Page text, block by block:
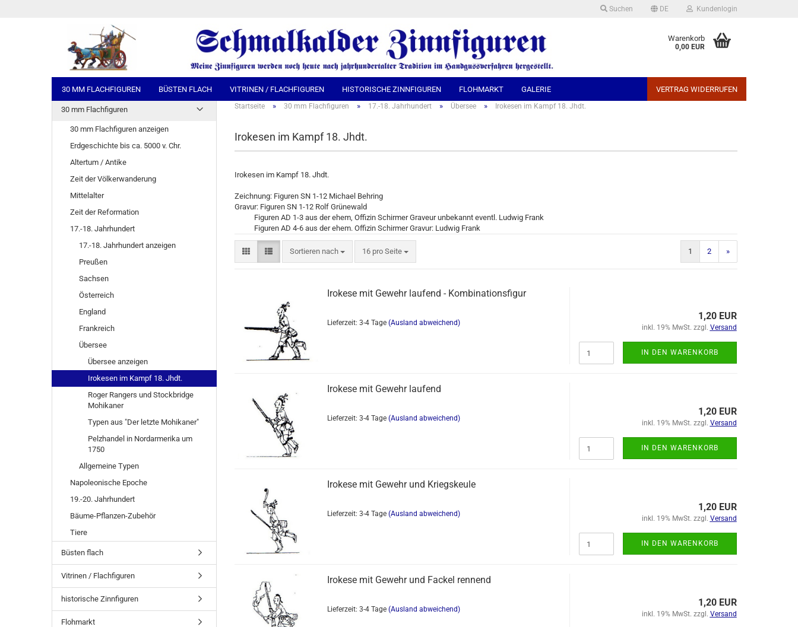
Suchen DE
Sprache auswählen
Kundenlogin
Warenkorb
0,00 EUR
30 MM FLACHFIGUREN BÜSTEN FLACH VITRINEN / FLACHFIGUREN HISTORISCHE ZINNFIGUREN FLOHMARKT GALERIE VERTRAG WIDERRUFEN
Startseite » 30 mm Flachfiguren » 17.-18. Jahrhundert » Übersee » Irokesen im Kampf 18. Jhdt.
Irokesen im Kampf 18. Jhdt.
Irokesen im Kampf 18. Jhdt.
Zeichnung: Figuren SN 1-12 Michael Behring
Gravur: Figuren SN 1-12 Rolf Grünewald
Figuren AD 1-3 aus der ehem, Offizin Schirmer Graveur unbekannt eventl. Ludwig Frank
Figuren AD 4-6 aus der ehem. Offizin Schirmer Gravur: Ludwig Frank
Sortieren nach 16 pro Seite 1 2 »
Irokese mit Gewehr laufend - Kombinationsfigur
Lieferzeit: 3-4 Tage (Ausland abweichend)
1,20 EUR
inkl. 19% MwSt. zzgl. Versand
IN DEN WARENKORB
Irokese mit Gewehr laufend
Lieferzeit: 3-4 Tage (Ausland abweichend)
1,20 EUR
inkl. 19% MwSt. zzgl. Versand
IN DEN WARENKORB
Irokese mit Gewehr und Kriegskeule
Lieferzeit: 3-4 Tage (Ausland abweichend)
1,20 EUR
inkl. 19% MwSt. zzgl. Versand
IN DEN WARENKORB
Irokese mit Gewehr und Fackel rennend
Lieferzeit: 3-4 Tage (Ausland abweichend)
1,20 EUR
inkl. 19% MwSt. zzgl. Versand
30 mm Flachfiguren
30 mm Flachfiguren anzeigen
Erdgeschichte bis ca. 5000 v. Chr.
Altertum / Antike
Zeit der Völkerwanderung
Mittelalter
Zeit der Reformation
17.-18. Jahrhundert
17.-18. Jahrhundert anzeigen
Preußen
Sachsen
Österreich
England
Frankreich
Übersee
Übersee anzeigen
Irokesen im Kampf 18. Jhdt.
Roger Rangers und Stockbridge
Mohikaner
Typen aus "Der letzte Mohikaner"
Pelzhandel in Nordarmerika um
1750
Allgemeine Typen
Napoleonische Epoche
19.-20. Jahrhundert
Bäume-Pflanzen-Zubehör
Tiere
Büsten flach
Vitrinen / Flachfiguren
historische Zinnfiguren
Flohmarkt